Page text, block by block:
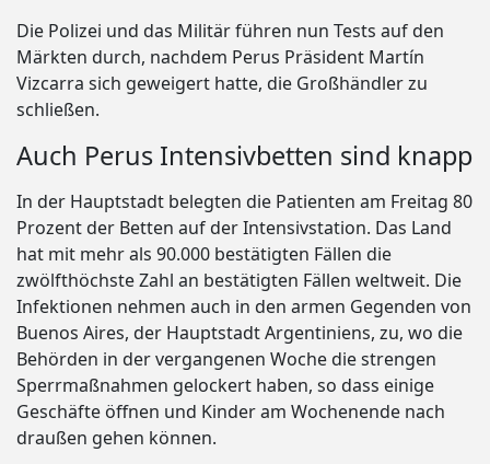
Die Polizei und das Militär führen nun Tests auf den
Märkten durch, nachdem Perus Präsident Martín
Vizcarra sich geweigert hatte, die Großhändler zu
schließen.
Auch Perus Intensivbetten sind knapp
In der Hauptstadt belegten die Patienten am Freitag 80
Prozent der Betten auf der Intensivstation. Das Land
hat mit mehr als 90.000 bestätigten Fällen die
zwölfthöchste Zahl an bestätigten Fällen weltweit. Die
Infektionen nehmen auch in den armen Gegenden von
Buenos Aires, der Hauptstadt Argentiniens, zu, wo die
Behörden in der vergangenen Woche die strengen
Sperrmaßnahmen gelockert haben, so dass einige
Geschäfte öffnen und Kinder am Wochenende nach
draußen gehen können.